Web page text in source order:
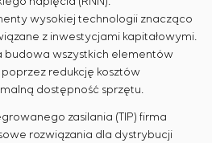
wysokiej technologii znacząco
z inwestycjami kapitałowymi.
budowa wszystkich elementów
redukcję kosztów
dostępność sprzętu.
zasilania (TIP) firma
rozwiązania dla dystrybucji